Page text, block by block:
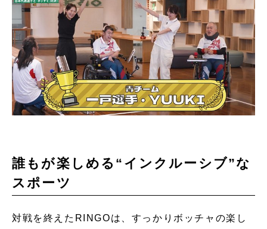
誰もが楽しめる“インクルーシブ”な
スポーツ
対戦を終えたRINGOは、すっかりボッチャの楽し